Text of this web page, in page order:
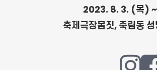
2023. 8. 3. (목)
축제극장몸짓, 죽림동